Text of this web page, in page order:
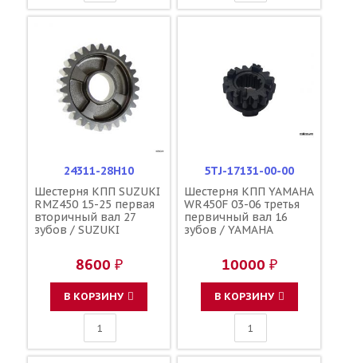
24311-28H10
Шестерня КПП SUZUKI
RMZ450 15-25 первая
вторичный вал 27
зубов / SUZUKI
8600 ₽
В КОРЗИНУ
5TJ-17131-00-00
Шестерня КПП YAMAHA
WR450F 03-06 третья
первичный вал 16
зубов / YAMAHA
10000 ₽
В КОРЗИНУ